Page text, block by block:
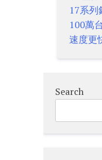
17系列
100萬
速度更
Search